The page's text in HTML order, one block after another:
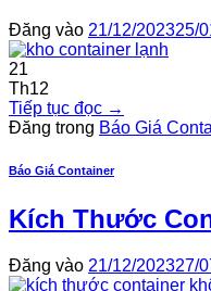
Đăng vào 21/12/202325/
21
Th12
Tiếp tục đọc →
Đăng trong Báo Giá
Báo Giá Container
Kích Thước
Đăng vào 21/12/202327/